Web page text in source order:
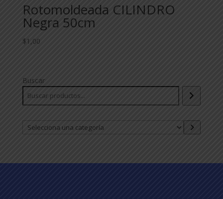
Rotomoldeada CILINDRO
Negra 50cm
$ 1,00
Buscar
Selecciona
una